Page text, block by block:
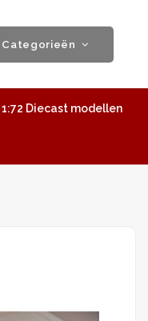
Categorieën
1:72 Diecast modellen